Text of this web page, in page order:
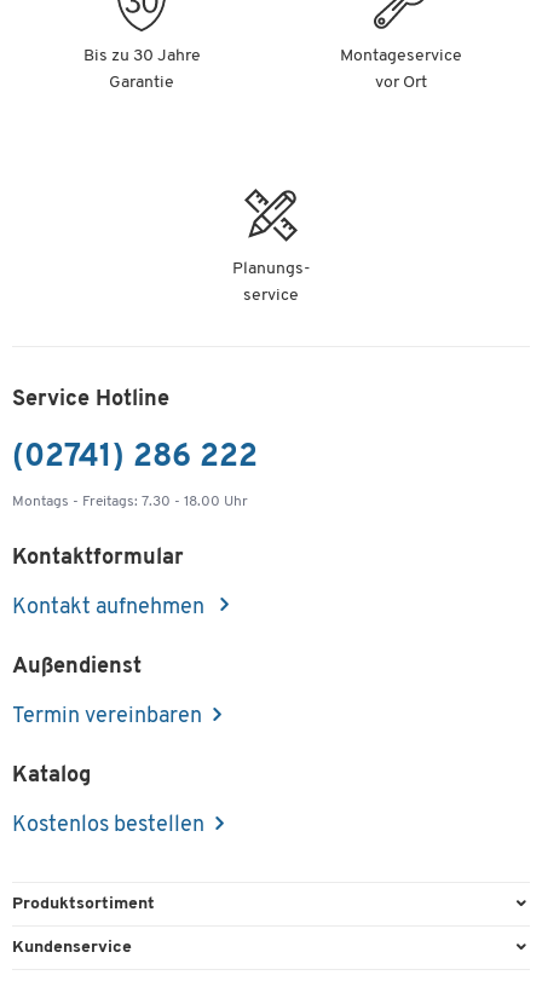
Bis zu 30 Jahre
Garantie
Montageservice
vor Ort
Planungs-
service
Service Hotline
(02741) 286 222
Montags - Freitags: 7.30 - 18.00 Uhr
Kontaktformular
Kontakt aufnehmen
Außendienst
Termin vereinbaren
Katalog
Kostenlos bestellen
Produktsortiment
Büroausstattung
Kundenservice